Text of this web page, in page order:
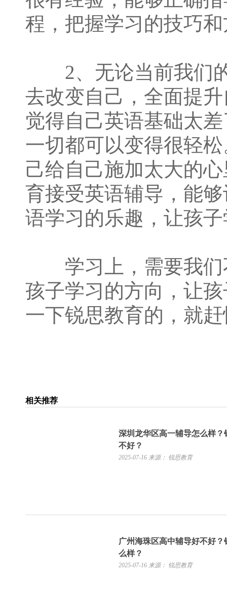
程，把握学习的技巧
2、无论当前我们的
去改变自己，全面提
觉得自己英语基础太
一切都可以变得很轻
己给自己施加太大的
育接受英语辅导，能
语学习的乐趣，让孩
学习上，需要我们
孩子学习的方向，让
一下锐思教育的，就
相关推荐
深圳龙华区高一辅导怎么样？
不好？
2025-07-16 来源： 锐思教育
广州海珠区高中辅导好不好？
么样？
2025-07-16 来源： 锐思教育